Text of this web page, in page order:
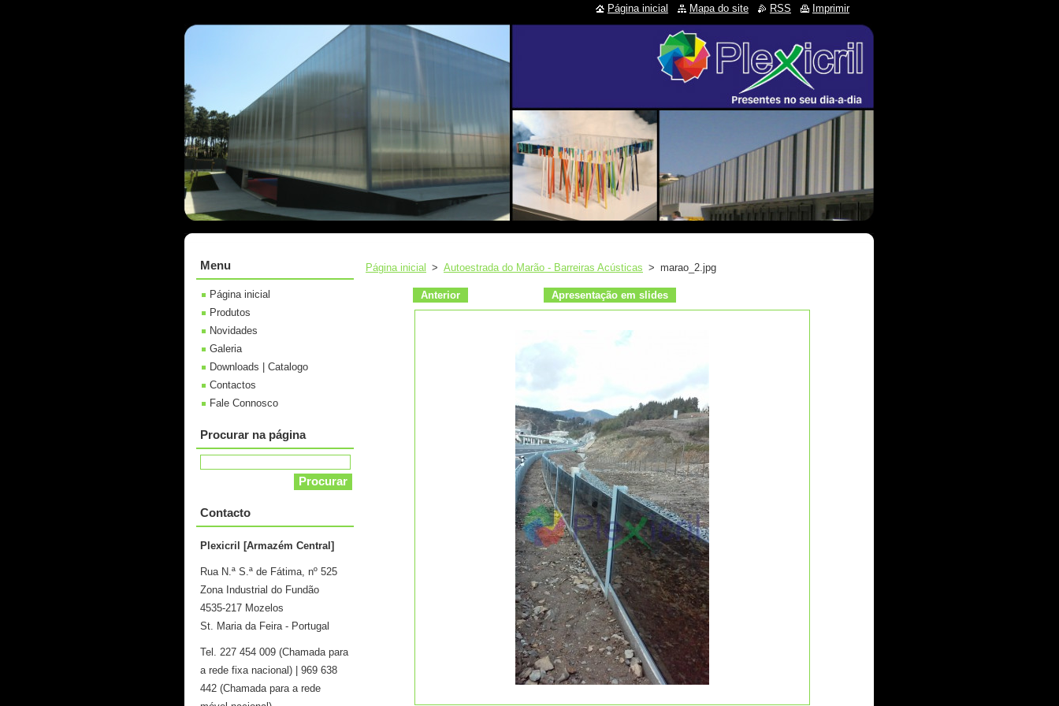
Página inicial > Autoestrada do Marão - Barreiras Acústicas > marao_2.jpg
Anterior Apresentação em slides
Menu
Página inicial
Produtos
Novidades
Galeria
Downloads | Catalogo
Contactos
Fale Connosco
Procurar na página
Contacto
Plexicril [Armazém Central]
Rua N.ª S.ª de Fátima, nº 525
Zona Industrial do Fundão
4535-217 Mozelos
St. Maria da Feira - Portugal
Tel. 227 454 009 (Chamada para
a rede fixa nacional) | 969 638
442 (Chamada para a rede
Página inicial Mapa do site RSS Imprimir